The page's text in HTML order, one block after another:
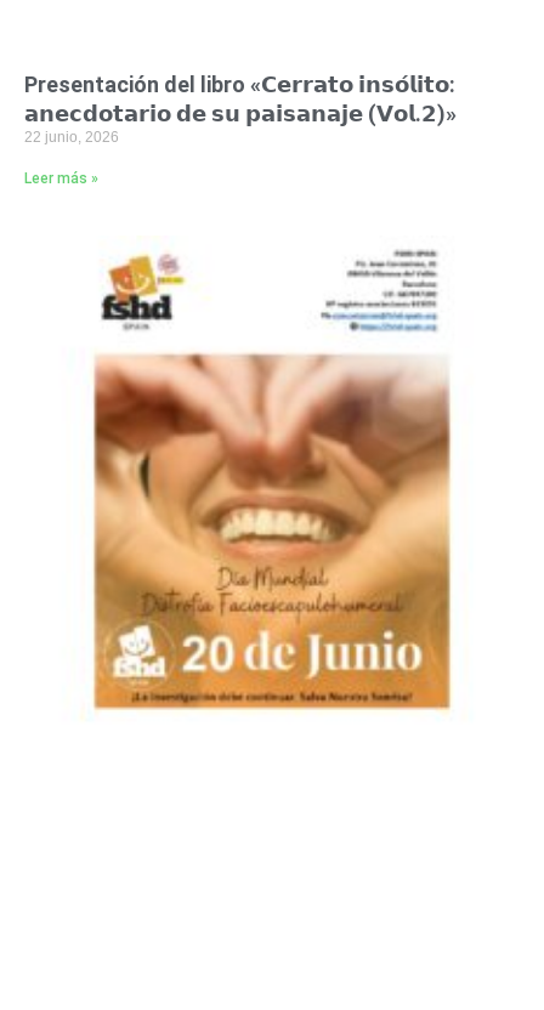
Presentación del libro «𝗖𝗲𝗿𝗿𝗮𝘁𝗼 𝗶𝗻𝘀𝗼́𝗹𝗶𝘁𝗼:
𝗮𝗻𝗲𝗰𝗱𝗼𝘁𝗮𝗿𝗶𝗼 𝗱𝗲 𝘀𝘂 𝗽𝗮𝗶𝘀𝗮𝗻𝗮𝗷𝗲 (𝗩𝗼𝗹.𝟮)»
22 junio, 2026
Leer más »